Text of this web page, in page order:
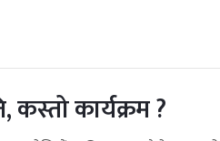
कस्तो कार्यक्रम ?